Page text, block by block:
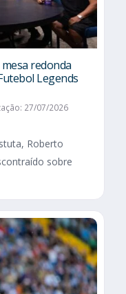
redonda
Legends
27/07/2026
Roberto
sobre